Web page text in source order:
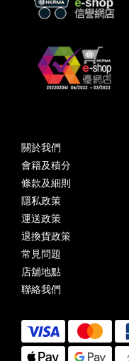
關於我們
會籍及積分
條款及細則
隱私政策
運送政策
退換貨政策
常見問題
店舖地點
聯絡我們